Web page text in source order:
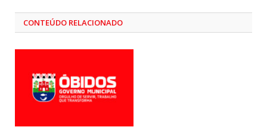
CONTEÚDO RELACIONADO